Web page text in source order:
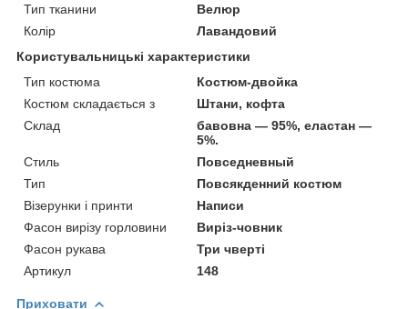
Тип тканини
Велюр
Колір
Лавандовий
Користувальницькі характеристики
Тип костюма
Костюм-двойка
Костюм складається з
Штани, кофта
Склад
бавовна — 95%, еластан —
5%.
Стиль
Повседневный
Тип
Повсякденний костюм
Візерунки і принти
Написи
Фасон вирізу горловини
Виріз-човник
Фасон рукава
Три чверті
Артикул
148
Приховати